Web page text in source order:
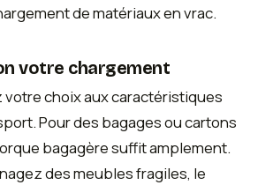
de matériaux en vrac.
votre chargement
votre choix aux caractéristiques
Pour des bagages ou cartons
bagagère suffit amplement.
des meubles fragiles, le